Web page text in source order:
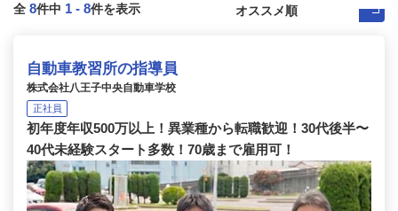
全 8件中 1 - 8件を表示
自動車教習所の指導員
株式会社八王子中央自動車学校
正社員
初年度年収500万以上！異業種から転職歓迎！30代後半〜
40代未経験スタート多数！70歳まで雇用可！